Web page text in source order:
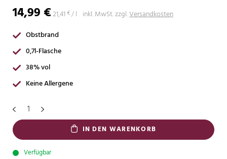
14,99 €21,41 €/l inkl. MwSt.zzgl.Versandkosten
Obstbrand
0,7l-Flasche
38% vol
Keine Allergene
IN DEN WARENKORB
Verfügbar